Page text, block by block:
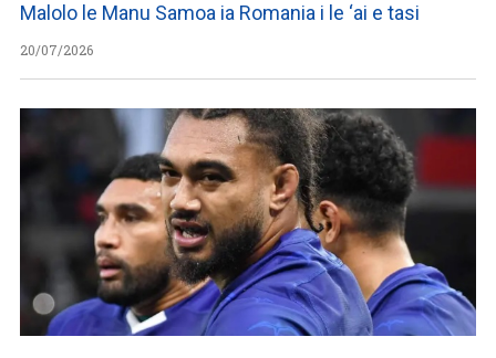
Malolo le Manu Samoa ia Romania i le ‘ai e tasi
20/07/2026